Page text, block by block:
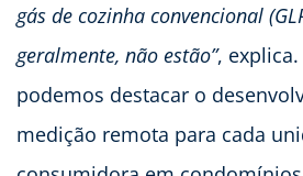
gás de cozinha convencional
geralmente, não estão”,
podemos destacar o
medição remota para cada